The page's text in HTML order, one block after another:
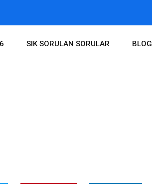
SIK SORULAN SORULAR BLOG